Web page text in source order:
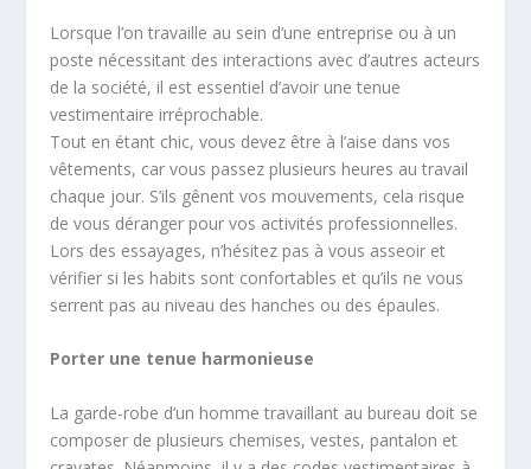
Lorsque l’on travaille au sein d’une entreprise ou à un
poste nécessitant des interactions avec d’autres acteurs
de la société, il est essentiel d’avoir une tenue
vestimentaire irréprochable.
Tout en étant chic, vous devez être à l’aise dans vos
vêtements, car vous passez plusieurs heures au travail
chaque jour. S’ils gênent vos mouvements, cela risque
de vous déranger pour vos activités professionnelles.
Lors des essayages, n’hésitez pas à vous asseoir et
vérifier si les habits sont confortables et qu’ils ne vous
serrent pas au niveau des hanches ou des épaules.
Porter une tenue harmonieuse
La garde-robe d’un homme travaillant au bureau doit se
composer de plusieurs chemises, vestes, pantalon et